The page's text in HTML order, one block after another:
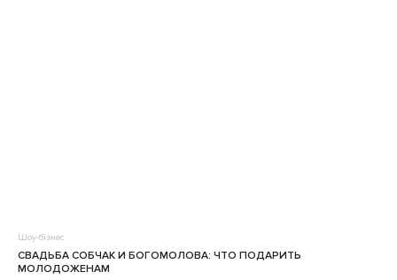
Шоу-бізнес
СВАДЬБА СОБЧАК И БОГОМОЛОВА: ЧТО ПОДАРИТЬ
МОЛОДОЖЕНАМ